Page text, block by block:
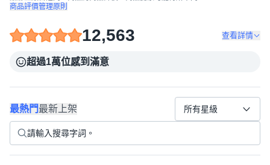
商品評價管理原則
12,563 查看詳情
超過1萬位感到滿意
最熱門最新上架 所有星級